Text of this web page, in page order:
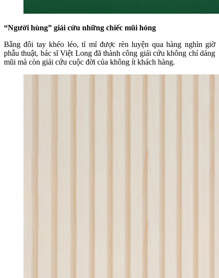
“Người hùng” giải cứu những chiếc mũi hỏng
Bằng đôi tay khéo léo, tỉ mỉ được rèn luyện qua hàng nghìn giờ
phẫu thuật, bác sĩ Việt Long đã thành công giải cứu không chỉ dáng
mũi mà còn giải cứu cuộc đời của không ít khách hàng.